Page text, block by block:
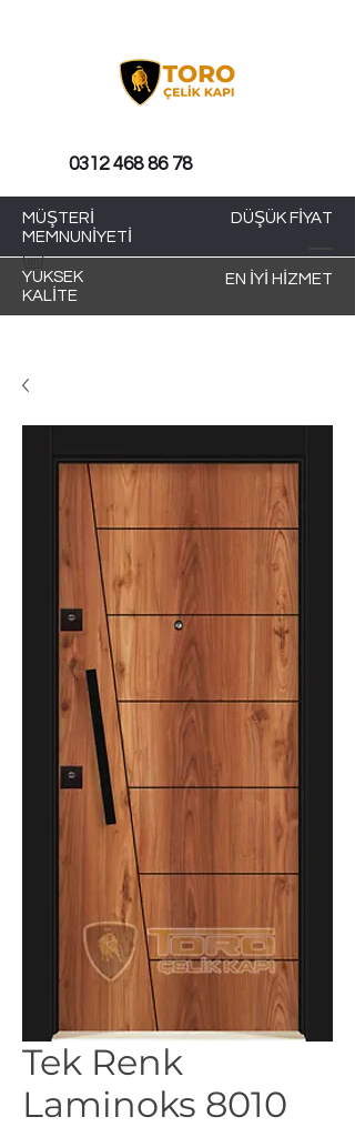
MÜŞTERİ
MEMNUNİYETİ
DÜŞÜK FİYAT
YÜKSEK
KALİTE
EN İYİ HİZMET
0312 468 86 78
Tek Renk
Laminoks 8010